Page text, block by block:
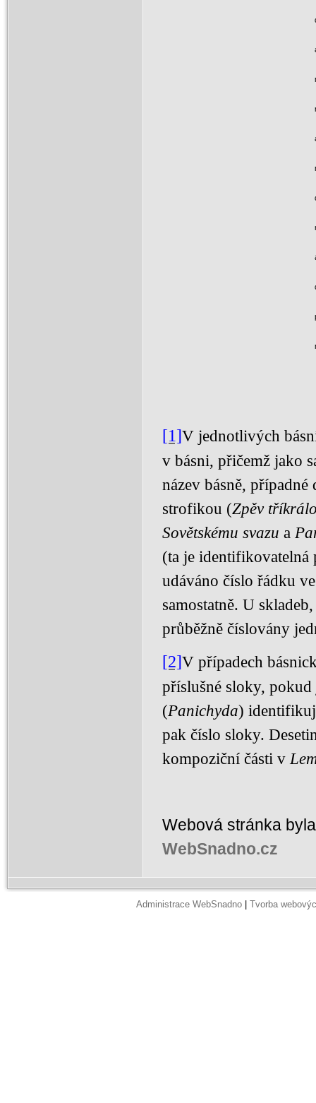
[1]V jednotlivých
v básni, přičemž jako
název básně,
strofikou (Zpěv
Sovětskému svazu a
(ta je identifikovatelná
udáváno číslo řádku
samostatně. U
průběžně číslovány
[2]V případech
příslušné sloky, pokud
(Panichyda)
pak číslo sloky.
kompoziční části v
Webová stránka
WebSnadno.cz
Administrace WebSnadno Tvorba